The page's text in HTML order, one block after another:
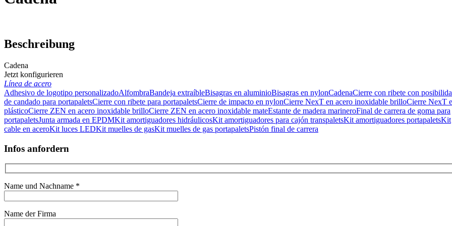
Beschreibung
Cadena
Jetzt konfigurieren
Línea de acero
Adhesivo de logotipo personalizadoAlfombraBandeja extraíbleBisagras en aluminioBisagras en nylonCadenaCierre con ribete con
de candado para portapaletsCierre con ribete para portapaletsCierre de impacto en nylonCierre NexT en acero inoxidable brilloCierre NexT
plásticoCierre ZEN en acero inoxidable brilloCierre ZEN en acero inoxidable mateEstante de madera marineroFinal de carrera de goma para
portapaletsJunta armada en EPDMKit amortiguadores hidráulicosKit amortiguadores para cajón transpaletsKit amortiguadores portapaletsKit
cable en aceroKit luces LEDKit muelles de gasKit muelles de gas portapaletsPistón final de carrera
Infos anfordern
Name und Nachname *
Name der Firma